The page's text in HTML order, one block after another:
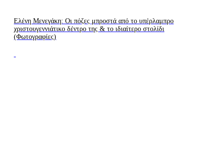
Ελένη Μενεγάκη: Οι πόζες μπροστά από το υπέρλαμπρο
χριστουγεννιάτικο δέντρο της & το ιδιαίτερο στολίδι
(Φωτογραφίες)